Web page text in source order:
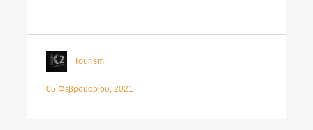
Tourism
05 Φεβρουαρίου, 2021